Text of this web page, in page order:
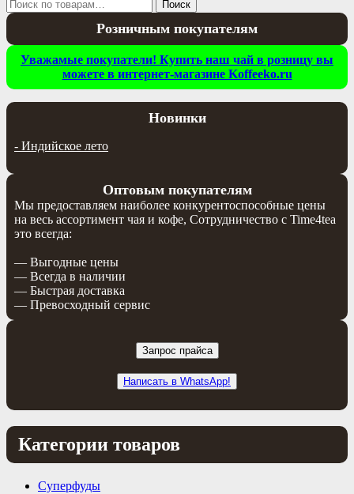
по
записям
Поиск
Розничным покупателям
Уважамые покупатели! Купить наш чай в розницу вы
можете в интернет-магазине Koffeeko.ru
Новинки
- Индийское лето
Оптовым покупателям
Мы предоставляем наиболее конкурентоспособные цены
на весь ассортимент чая и кофе, Сотрудничество с Time4tea
это всегда:
— Выгодные цены
— Всегда в наличии
— Быстрая доставка
— Превосходный сервис
Запрос прайса
Написать в WhatsApp!
Категории товаров
Суперфуды